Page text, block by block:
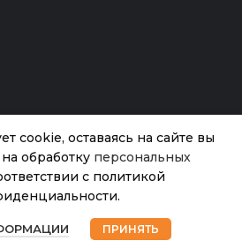
cookie, оставаясь на сайте вы
обработку персональных
с политикой
ПРИНЯТЬ
₽
наличии
Корзина Мой аккаунт